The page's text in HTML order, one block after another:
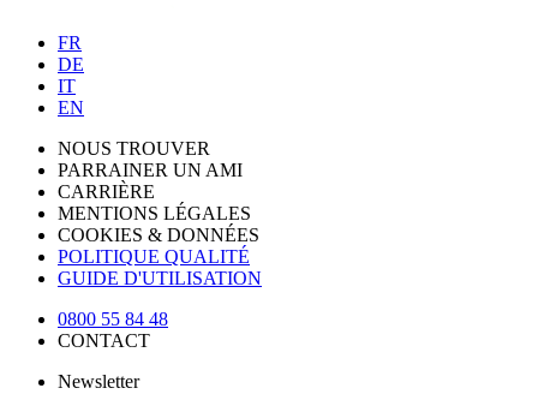
FR
DE
IT
EN
NOUS TROUVER
PARRAINER UN AMI
CARRIÈRE
MENTIONS LÉGALES
COOKIES & DONNÉES
POLITIQUE QUALITÉ
GUIDE D'UTILISATION
0800 55 84 48
CONTACT
Newsletter